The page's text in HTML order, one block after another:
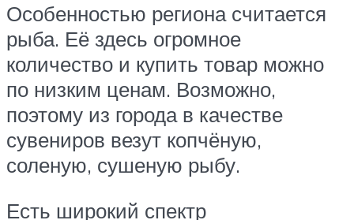
Особенностью региона считается
рыба. Её здесь огромное
количество и купить товар можно
по низким ценам. Возможно,
поэтому из города в качестве
сувениров везут копчёную,
соленую, сушеную рыбу.
Есть широкий спектр